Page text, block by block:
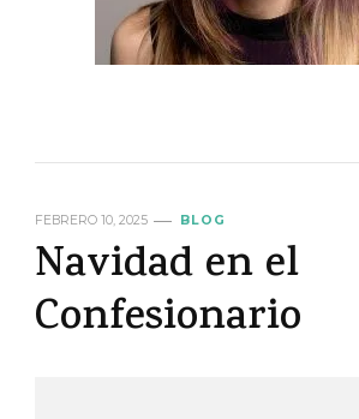
FEBRERO 10, 2025 BLOG
Navidad en el
Confesionario